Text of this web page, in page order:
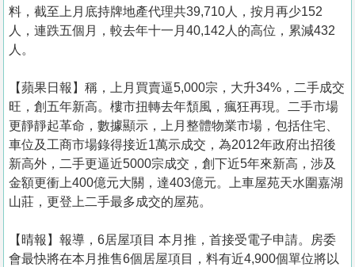
料，截至上月底持牌地產代理共39,710人，按月再少152
人，連跌五個月，較去年十一月40,142人的高位，累減432
人。
【蘋果日報】稱，上月買賣逼5,000宗，大升34%，二手成交
旺，創五年新高。樓市扭轉去年頹風，瘋狂再現。二手市場
更靜靜起革命，數據顯示，上月整體物業市場，包括住宅、
車位及工商市場錄得接近1萬示成交，為2012年政府出招後
新高外，二手更逼近5000宗成交，創下近5年來新高，涉及
金額更衝上400億元大關，達403億元。上車屋苑天水圍嘉湖
山莊，更登上二手最多成交的屋苑。
【晴報】報導，6居屋項目 本月推，首接受電子申請。房委
會最快將在本月推售6個居屋項目，料有近4,900個單位將以